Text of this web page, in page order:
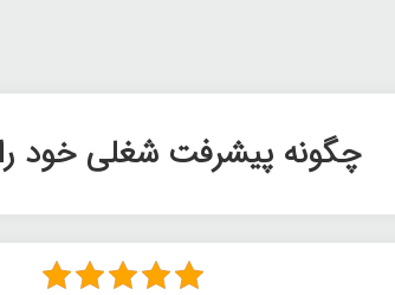
چگونه پیشرفت شغلی خود را